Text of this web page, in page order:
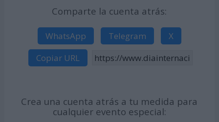
Comparte la cuenta atrás:
WhatsApp Telegram
X
Copiar URL
Crea una cuenta atrás a tu medida para
cualquier evento especial: